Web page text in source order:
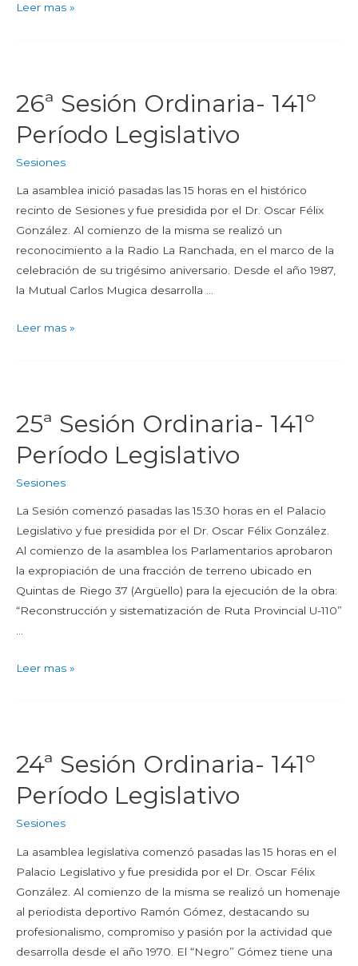
Leer mas »
26ª Sesión Ordinaria- 141º
Período Legislativo
Sesiones
La asamblea inició pasadas las 15 horas en el histórico
recinto de Sesiones y fue presidida por el Dr. Oscar Félix
González. Al comienzo de la misma se realizó un
reconocimiento a la Radio La Ranchada, en el marco de la
celebración de su trigésimo aniversario. Desde el año 1987,
la Mutual Carlos Mugica desarrolla …
Leer mas »
25ª Sesión Ordinaria- 141º
Período Legislativo
Sesiones
La Sesión comenzó pasadas las 15:30 horas en el Palacio
Legislativo y fue presidida por el Dr. Oscar Félix González.
Al comienzo de la asamblea los Parlamentarios aprobaron
la expropiación de una fracción de terreno ubicado en
Quintas de Riego 37 (Argüello) para la ejecución de la obra:
“Reconstrucción y sistematización de Ruta Provincial U-110”
…
Leer mas »
24ª Sesión Ordinaria- 141º
Período Legislativo
Sesiones
La asamblea legislativa comenzó pasadas las 15 horas en el
Palacio Legislativo y fue presidida por el Dr. Oscar Félix
González. Al comienzo de la misma se realizó un homenaje
al periodista deportivo Ramón Gómez, destacando su
profesionalismo, compromiso y pasión por la actividad que
desarrolla desde el año 1970. El “Negro” Gómez tiene una